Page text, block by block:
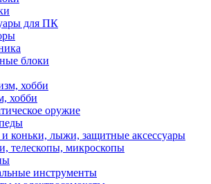
для ПК
блоки
хобби
оружие
коньки, лыжи, защитные аксессуары
телескопы, микроскопы
инструменты